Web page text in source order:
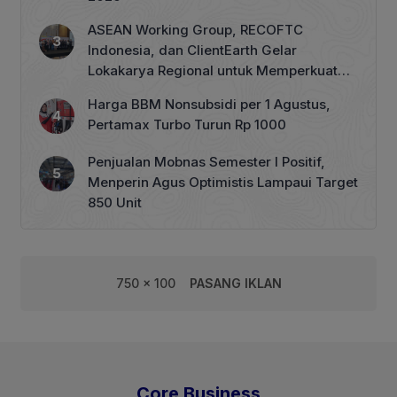
ASEAN Working Group, RECOFTC
Indonesia, dan ClientEarth Gelar
Lokakarya Regional untuk Memperkuat
Harga BBM Nonsubsidi per 1 Agustus,
Pertamax Turbo Turun Rp 1000
Penjualan Mobnas Semester I Positif,
Menperin Agus Optimistis Lampaui Target
850 Unit
750 x 100 PASANG IKLAN